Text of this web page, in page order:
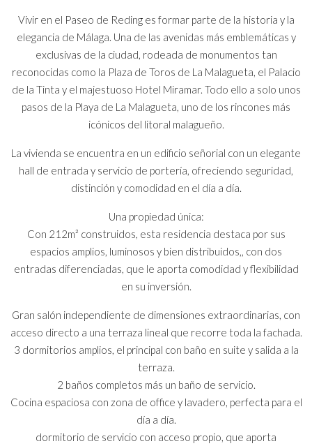
Vivir en el Paseo de Reding es formar parte de la historia y la
elegancia de Málaga. Una de las avenidas más emblemáticas y
exclusivas de la ciudad, rodeada de monumentos tan
reconocidas como la Plaza de Toros de La Malagueta, el Palacio
de la Tinta y el majestuoso Hotel Miramar. Todo ello a solo unos
pasos de la Playa de La Malagueta, uno de los rincones más
icónicos del litoral malagueño.
La vivienda se encuentra en un edificio señorial con un elegante
hall de entrada y servicio de portería, ofreciendo seguridad,
distinción y comodidad en el día a día.
Una propiedad única:
Con 212m² construidos, esta residencia destaca por sus
espacios amplios, luminosos y bien distribuidos,, con dos
entradas diferenciadas, que le aporta comodidad y flexibilidad
en su inversión.
Gran salón independiente de dimensiones extraordinarias, con
acceso directo a una terraza lineal que recorre toda la fachada.
3 dormitorios amplios, el principal con baño en suite y salida a la
terraza.
2 baños completos más un baño de servicio.
Cocina espaciosa con zona de office y lavadero, perfecta para el
día a día.
dormitorio de servicio con acceso propio, que aporta